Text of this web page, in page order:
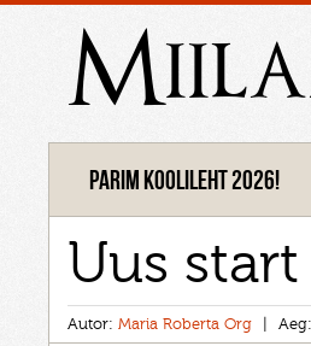
Parim koolileht 2026!
Uus start
Autor: Maria Roberta Org